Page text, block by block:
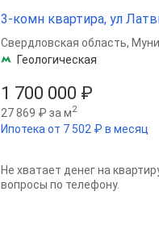
3-комн квартира, ул
1 700 000 ₽
27 869 ₽ за м2
Ипотека от 7 502 ₽ в месяц
Свердловская область,
Геологическая
Не хватает денег на
вопросы по телефону.